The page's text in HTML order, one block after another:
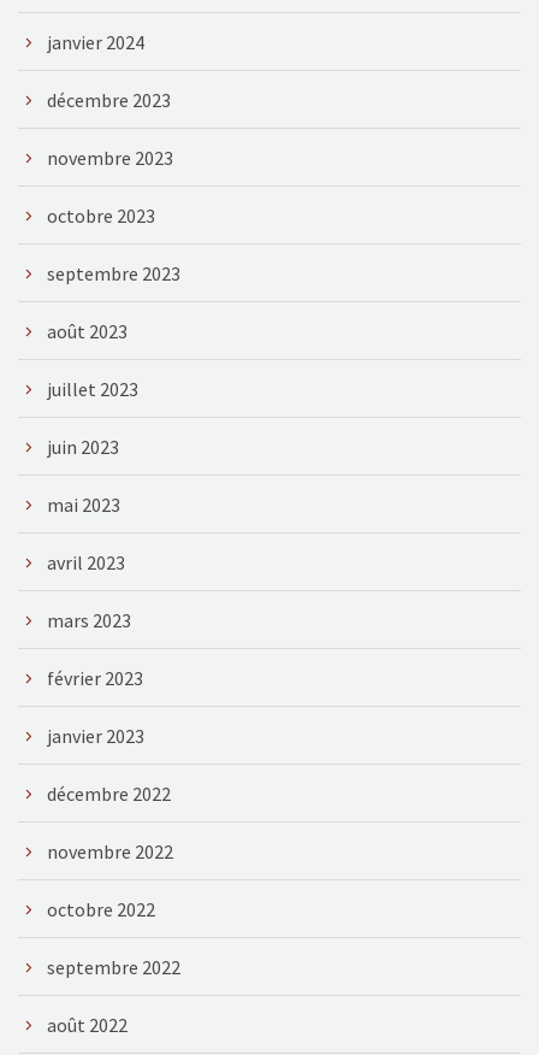
janvier 2024
décembre 2023
novembre 2023
octobre 2023
septembre 2023
août 2023
juillet 2023
juin 2023
mai 2023
avril 2023
mars 2023
février 2023
janvier 2023
décembre 2022
novembre 2022
octobre 2022
septembre 2022
août 2022